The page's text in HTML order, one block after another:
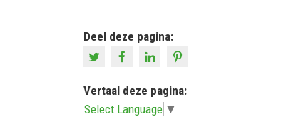
Deel deze pagina:
Vertaal deze pagina:
Select Language ▼